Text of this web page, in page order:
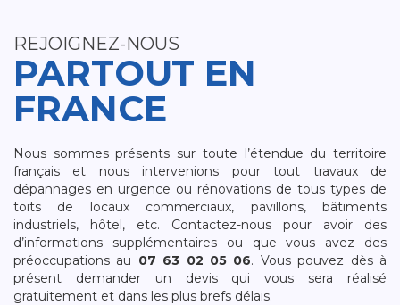
REJOIGNEZ-NOUS
PARTOUT EN
FRANCE
Nous sommes présents sur toute l’étendue du territoire
français et nous intervenions pour tout travaux de
dépannages en urgence ou rénovations de tous types de
toits de locaux commerciaux, pavillons, bâtiments
industriels, hôtel, etc. Contactez-nous pour avoir des
d’informations supplémentaires ou que vous avez des
préoccupations au 07 63 02 05 06. Vous pouvez dès à
présent demander un devis qui vous sera réalisé
gratuitement et dans les plus brefs délais.